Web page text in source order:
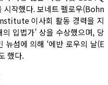
시작했다. 보네트 펠로우(Bohn
이사회 활동 경력을 지
입법가’ 상을 수상했으며, 당
뉴섬에 의해 ‘에반 로우의 날(E
했다.